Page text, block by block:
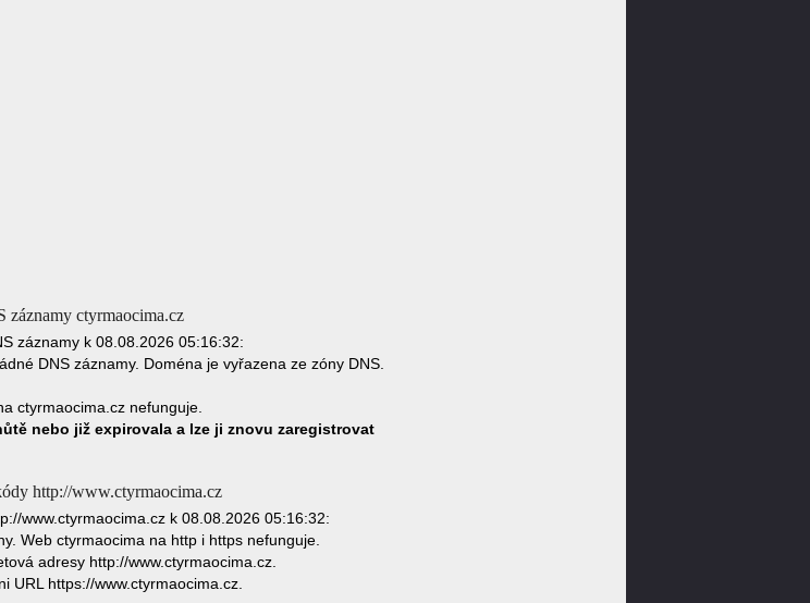
záznamy ctyrmaocima.cz
záznamy k 08.08.2026 05:16:32:
DNS záznamy. Doména je vyřazena ze zóny DNS.
ctyrmaocima.cz nefunguje.
nebo již expirovala a lze ji znovu zaregistrovat
http://www.ctyrmaocima.cz
www.ctyrmaocima.cz k 08.08.2026 05:16:32:
Web ctyrmaocima na http i https nefunguje.
adresy http://www.ctyrmaocima.cz.
URL https://www.ctyrmaocima.cz.